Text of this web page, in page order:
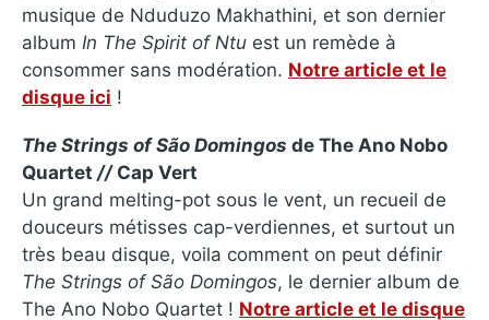
musique de Nduduzo Makhathini, et son dernier
album In The Spirit of Ntu est un remède à
consommer sans modération. Notre article et le
disque ici !
The Strings of São Domingos de The Ano Nobo
Quartet // Cap Vert
Un grand melting-pot sous le vent, un recueil de
douceurs métisses cap-verdiennes, et surtout un
très beau disque, voila comment on peut définir
The Strings of São Domingos, le dernier album de
The Ano Nobo Quartet ! Notre article et le disque